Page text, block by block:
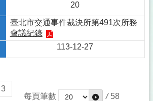
20
臺北市交通事件裁決所第491次所務
會議紀錄
113-12-27
3
每頁筆數
/ 58